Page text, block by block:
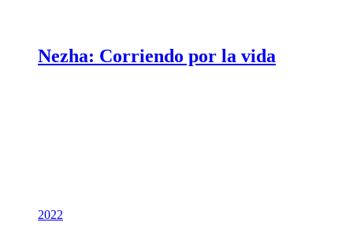
Nezha: Corriendo por la vida
2022